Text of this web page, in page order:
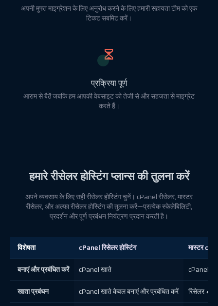
अपनी मुफ्त माइग्रेशन के लिए अनुरोध करने के लिए हमारी सहायता टीम को एक
टिकट सबमिट करें।
प्रक्रिया पूर्ण
आराम से बैठें जबकि हम आपकी वेबसाइट को तेजी से और सहजता से माइग्रेट
करते हैं।
हमारे रीसेलर होस्टिंग प्लान्स की तुलना करें
अपने व्यवसाय के लिए सही रीसेलर होस्टिंग चुनें। cPanel रीसेलर, मास्टर
रीसेलर, और अल्फा रीसेलर होस्टिंग की तुलना करें—प्रत्येक स्केलेबिलिटी,
प्रदर्शन और पूर्ण प्रबंधन नियंत्रण प्रदान करती है।
विशेषता cPanel रिसेलर होस्टिंग मास्टर
बनाएं और प्रबंधित करें cPanel खाते cPanel +
खाता प्रबंधन cPanel खाते केवल बनाएं और प्रबंधित करें रिसेलर +